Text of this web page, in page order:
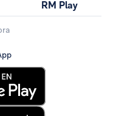
RM Play